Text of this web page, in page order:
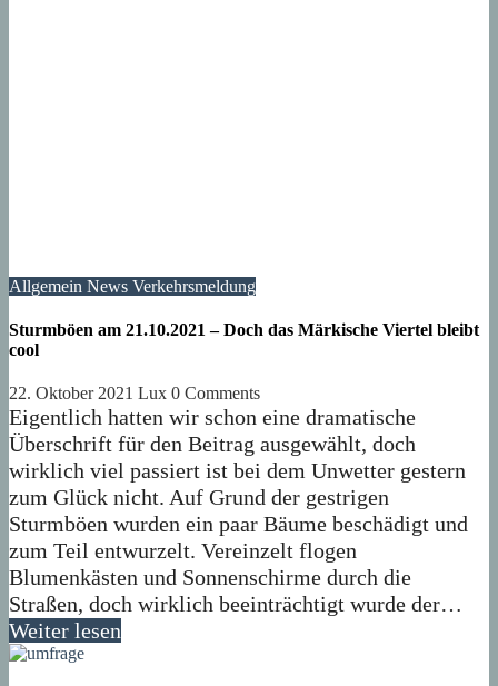
Allgemein News Verkehrsmeldung
Sturmböen am 21.10.2021 – Doch das Märkische Viertel bleibt
cool
22. Oktober 2021 Lux 0 Comments
Eigentlich hatten wir schon eine dramatische
Überschrift für den Beitrag ausgewählt, doch
wirklich viel passiert ist bei dem Unwetter gestern
zum Glück nicht. Auf Grund der gestrigen
Sturmböen wurden ein paar Bäume beschädigt und
zum Teil entwurzelt. Vereinzelt flogen
Blumenkästen und Sonnenschirme durch die
Straßen, doch wirklich beeinträchtigt wurde der…
Weiter lesen